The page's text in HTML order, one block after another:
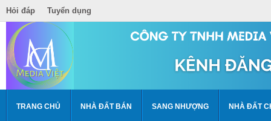
Hỏi đáp Tuyển dụng
TRANG CHỦ NHÀ ĐẤT BÁN SANG NHƯỢNG NHÀ ĐẤT